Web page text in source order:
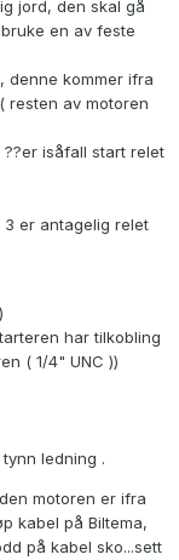
jord, den skal gå
en av feste
denne kommer ifra
resten av motoren
isåfall start relet
er antagelig relet
har tilkobling
( 1/4" UNC ))
ledning .
motoren er ifra
kabel på Biltema,
på kabel sko...sett